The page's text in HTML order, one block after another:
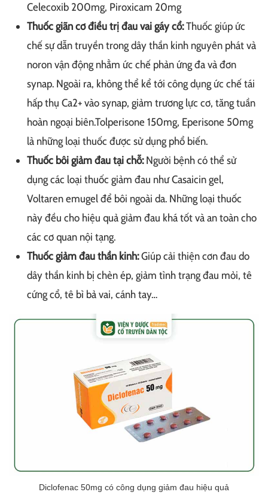
Celecoxib 200mg, Piroxicam 20mg
Thuốc giãn cơ điều trị đau vai gáy cổ:Thuốc giúp ức
chế sự dẫn truyền trong dây thần kinh nguyên phát và
noron vận động nhằm ức chế phản ứng đa và đơn
synap. Ngoài ra, không thể kể tới công dụng ức chế tái
hấp thụ Ca2+ vào synap, giảm trương lực cơ, tăng tuần
hoàn ngoại biên.Tolperisone 150mg, Eperisone 50mg
là những loại thuốc được sử dụng phổ biến.
Thuốc bôi giảm đau tại chỗ:Người bệnh có thể sử
dụng các loại thuốc giảm đau như Casaicin gel,
Voltaren emugel để bôi ngoài da. Những loại thuốc
này đều cho hiệu quả giảm đau khá tốt và an toàn cho
các cơ quan nội tạng.
Thuốc giảm đau thần kinh:Giúp cải thiện cơn đau do
dây thần kinh bị chèn ép, giảm tình trạng đau mỏi, tê
cứng cổ, tê bì bả vai, cánh tay…
Diclofenac 50mg có công dụng giảm đau hiệu quả